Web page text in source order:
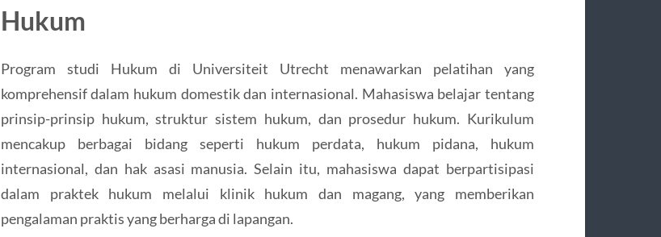
Hukum
Program studi Hukum di Universiteit Utrecht menawarkan pelatihan yang
komprehensif dalam hukum domestik dan internasional. Mahasiswa belajar tentang
prinsip-prinsip hukum, struktur sistem hukum, dan prosedur hukum. Kurikulum
mencakup berbagai bidang seperti hukum perdata, hukum pidana, hukum
internasional, dan hak asasi manusia. Selain itu, mahasiswa dapat berpartisipasi
dalam praktek hukum melalui klinik hukum dan magang, yang memberikan
pengalaman praktis yang berharga di lapangan.